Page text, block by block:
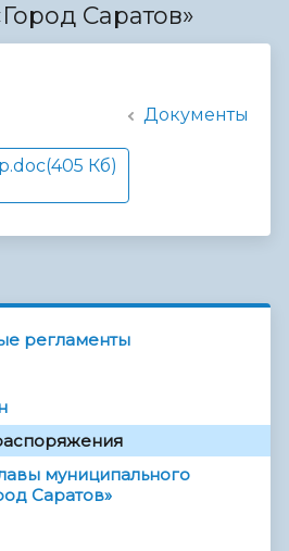
Саратов»
Документы
(405 Кб)
регламенты
муниципального
Саратов»